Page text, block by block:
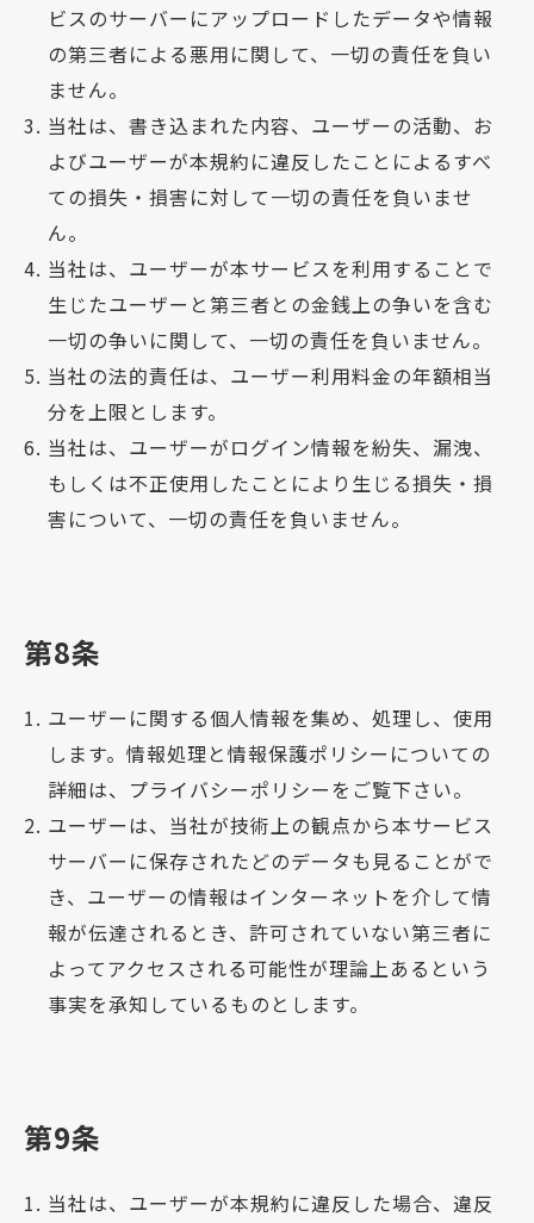
ビスのサーバーにアップロードしたデータや情報
の第三者による悪用に関して、一切の責任を負い
ません。
当社は、書き込まれた内容、ユーザーの活動、お
よびユーザーが本規約に違反したことによるすべ
ての損失・損害に対して一切の責任を負いませ
ん。
当社は、ユーザーが本サービスを利用することで
生じたユーザーと第三者との金銭上の争いを含む
一切の争いに関して、一切の責任を負いません。
当社の法的責任は、ユーザー利用料金の年額相当
分を上限とします。
当社は、ユーザーがログイン情報を紛失、漏洩、
もしくは不正使用したことにより生じる損失・損
害について、一切の責任を負いません。
第8条
ユーザーに関する個人情報を集め、処理し、使用
します。情報処理と情報保護ポリシーについての
詳細は、プライバシーポリシーをご覧下さい。
ユーザーは、当社が技術上の観点から本サービス
サーバーに保存されたどのデータも見ることがで
き、ユーザーの情報はインターネットを介して情
報が伝達されるとき、許可されていない第三者に
よってアクセスされる可能性が理論上あるという
事実を承知しているものとします。
第9条
当社は、ユーザーが本規約に違反した場合、違反